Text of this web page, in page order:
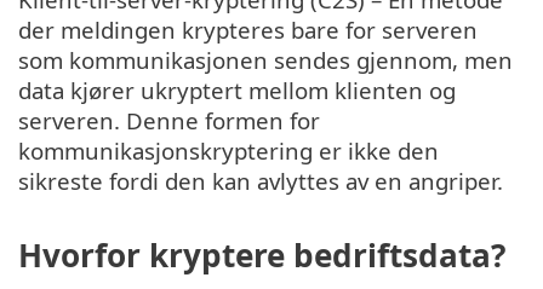
der meldingen krypteres bare for serveren
som kommunikasjonen sendes gjennom, men
data kjører ukryptert mellom klienten og
serveren. Denne formen for
kommunikasjonskryptering er ikke den
sikreste fordi den kan avlyttes av en angriper.
Hvorfor kryptere bedriftsdata?